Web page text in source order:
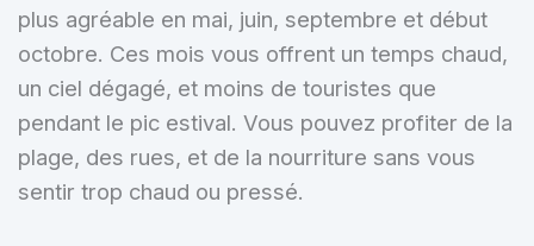
plus agréable en mai, juin, septembre et début
octobre. Ces mois vous offrent un temps chaud,
un ciel dégagé, et moins de touristes que
pendant le pic estival. Vous pouvez profiter de la
plage, des rues, et de la nourriture sans vous
sentir trop chaud ou pressé.